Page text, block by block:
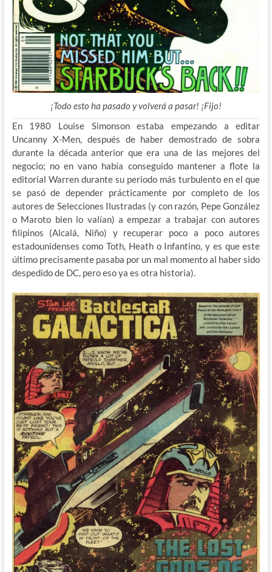
¡Todo esto ha pasado y volverá a pasar! ¡Fijo!
En 1980 Louise Simonson estaba empezando a editar
Uncanny X-Men, después de haber demostrado de sobra
durante la década anterior que era una de las mejores del
negocio; no en vano había conseguido mantener a flote la
editorial Warren durante su periodo más turbulento en el que
se pasó de depender prácticamente por completo de los
autores de Selecciones Ilustradas (y con razón, Pepe González
o Maroto bien lo valían) a empezar a trabajar con autores
filipinos (Alcalá, Niño) y recuperar poco a poco autores
estadounidenses como Toth, Heath o Infantino, y es que este
último precisamente pasaba por un mal momento al haber sido
despedido de DC, pero eso ya es otra historia).